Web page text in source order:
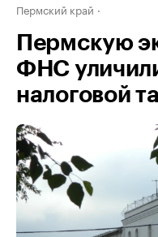
Пермский край
Пермскую
ФНС
налоговой